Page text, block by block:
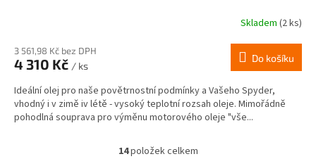
Skladem (2 ks)
3 561,98 Kč bez DPH
4 310 Kč / ks
Do košíku
Ideální olej pro naše povětrnostní podmínky a Vašeho Spyder,
vhodný i v zimě iv létě - vysoký teplotní rozsah oleje. Mimořádně
pohodlná souprava pro výměnu motorového oleje "vše...
O
14položek celkem